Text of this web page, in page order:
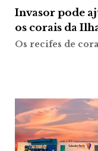
Invasor pode
os corais da
Os recifes de